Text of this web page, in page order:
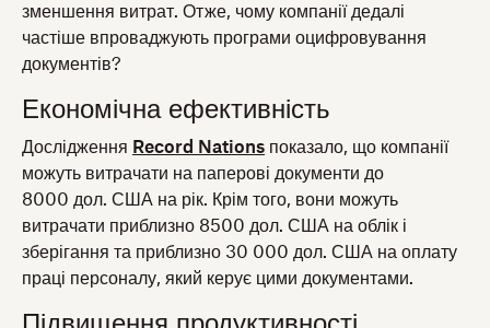
зменшення витрат. Отже, чому компанії дедалі
частіше впроваджують програми оцифровування
документів?
Економічна ефективність
Дослідження Record Nations показало, що компанії
можуть витрачати на паперові документи до
8000 дол. США на рік. Крім того, вони можуть
витрачати приблизно 8500 дол. США на облік і
зберігання та приблизно 30 000 дол. США на оплату
праці персоналу, який керує цими документами.